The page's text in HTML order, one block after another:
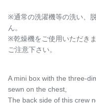
※通常の洗濯機等の洗い、
ん。
※乾燥機をご使用いただき
ご注意下さい。
A mini box with the three-
sewn on the chest,
The back side of this crew